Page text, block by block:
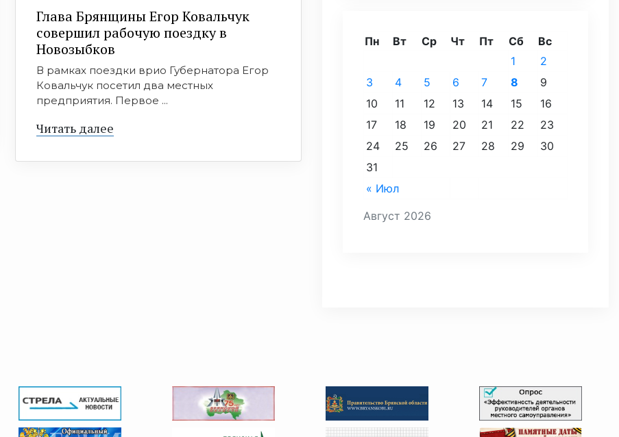
Глава Брянщины Егор Ковальчук
совершил рабочую поездку в
Новозыбков
В рамках поездки врио Губернатора Егор
Ковальчук посетил два местных
предприятия. Первое ...
Читать далее
Август 2026
Пн Вт Ср Чт Пт Сб Вс
« Июл
1
2
3
4 5 6 7 8
9
10
11 12 13 14 15
16
17
18 19 20 21 22
23
24
25 26 27 28 29
30
31